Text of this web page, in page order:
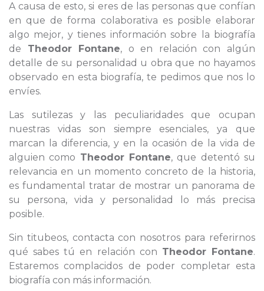
A causa de esto, si eres de las personas que confían
en que de forma colaborativa es posible elaborar
algo mejor, y tienes información sobre la biografía
de Theodor Fontane, o en relación con algún
detalle de su personalidad u obra que no hayamos
observado en esta biografía, te pedimos que nos lo
envíes.
Las sutilezas y las peculiaridades que ocupan
nuestras vidas son siempre esenciales, ya que
marcan la diferencia, y en la ocasión de la vida de
alguien como Theodor Fontane, que detentó su
relevancia en un momento concreto de la historia,
es fundamental tratar de mostrar un panorama de
su persona, vida y personalidad lo más precisa
posible.
Sin titubeos, contacta con nosotros para referirnos
qué sabes tú en relación con Theodor Fontane.
Estaremos complacidos de poder completar esta
biografía con más información.